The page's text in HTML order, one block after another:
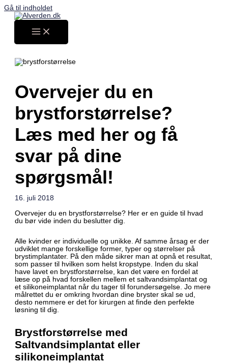
Gå til indholdet
Overvejer du en
brystforstørrelse?
Læs med her og få
svar på dine
spørgsmål!
16. juli 2018
Overvejer du en brystforstørrelse? Her er en guide til hvad
du bør vide inden du beslutter dig.
Alle kvinder er individuelle og unikke. Af samme årsag er der
udviklet mange forskellige former, typer og størrelser på
brystimplantater. På den måde sikrer man at opnå et resultat,
som passer til hvilken som helst kropstype. Inden du skal
have lavet en brystforstørrelse, kan det være en fordel at
læse op på hvad forskellen mellem et saltvandsimplantat og
et silikoneimplantat når du tager til forundersøgelse. Jo mere
målrettet du er omkring hvordan dine bryster skal se ud,
desto nemmere er det for kirurgen at finde den perfekte
løsning til dig.
Brystforstørrelse med
Saltvandsimplantat eller
silikoneimplantat